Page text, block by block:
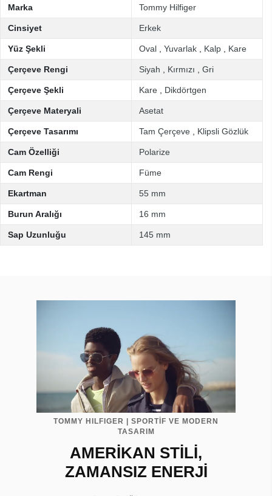
Marka Tommy Hilfiger
Cinsiyet Erkek
Yüz Şekli Oval Yuvarlak Kalp Kare
Çerçeve Rengi Siyah Kırmızı Gri
Çerçeve Şekli Kare Dikdörtgen
Çerçeve Materyali Asetat
Çerçeve Tasarımı Tam Çerçeve Klipsli Gözlük
Cam Özelliği Polarize
Cam Rengi Füme
Ekartman 55 mm
Burun Aralığı 16 mm
Sap Uzunluğu 145 mm
TOMMY HILFIGER | SPORTİF VE MODERN
TASARIM
AMERİKAN STİLİ,
ZAMANSIZ ENERJİ